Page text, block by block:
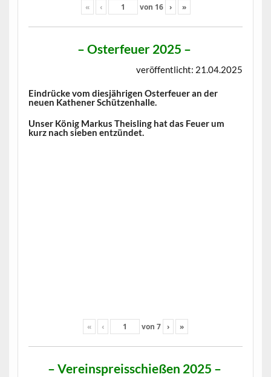
« ‹ von 16 › »
–Osterfeuer 2025 –
veröffentlicht: 21.04.2025
Eindrücke vom diesjährigen Osterfeuer an der
neuen Kathener Schützenhalle.
Unser König Markus Theisling hat das Feuer um
kurz nach sieben entzündet.
« ‹ von 7 › »
–Vereinspreisschießen 2025 –